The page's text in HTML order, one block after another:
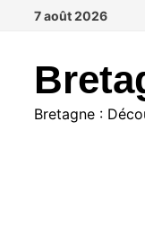
Passer7 août 2026
Bretagne :